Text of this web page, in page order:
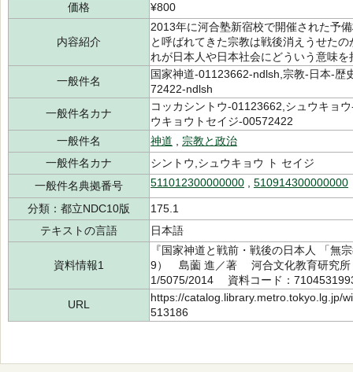
価格
¥800
内容紹介
2013年に河合塾新宿校で開催された予
と呼ばれてきた宗教は戦後消えうせた
れが日本人や日本社会にどういう意味を
一般件名
国家神道-01123662-ndlsh,宗教-日本-
72422-ndlsh
一般件名カナ
コッカシントウ-01123662,シュウキョ
ウキョウトセイジ-00572422
一般件名
神道
宗教と政治
一般件名カナ
シントウ,シュウキョウ ト セイジ
一般件名典拠番号
511012300000000 510914300000000
分類：都立NDC10版
175.1
テキストの言語
日本語
資料情報1
『国家神道と戦前・戦後の日本人 「無
9） 島薗 進／著 河合文化教育研究
1/5075/2014 資料コード：
URL
https://catalog.library.metro.tokyo.lg.jp/
513186